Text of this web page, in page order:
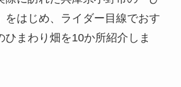
をはじめ、ライダー目線でおす
ひまわり畑を10か所紹介しま